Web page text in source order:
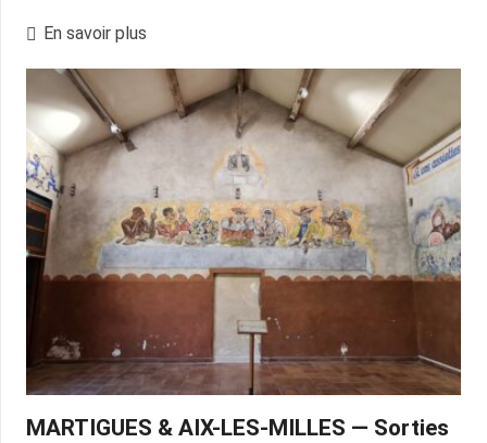
En savoir plus
MARTIGUES & AIX-LES-MILLES — Sorties